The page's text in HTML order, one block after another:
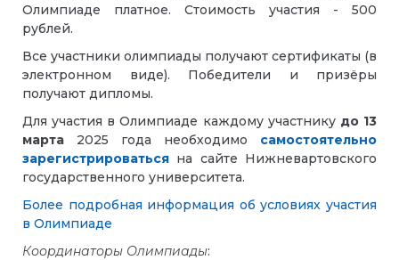
Олимпиаде платное. Стоимость участия - 500
рублей.
Все участники олимпиады получают сертификаты (в
электронном виде). Победители и призёры
получают дипломы.
Для участия в Олимпиаде каждому участнику до 13
марта 2025 года необходимо самостоятельно
зарегистрироваться на сайте Нижневартовского
государственного университета.
Более подробная информация об условиях участия
в Олимпиаде
Координаторы Олимпиады: